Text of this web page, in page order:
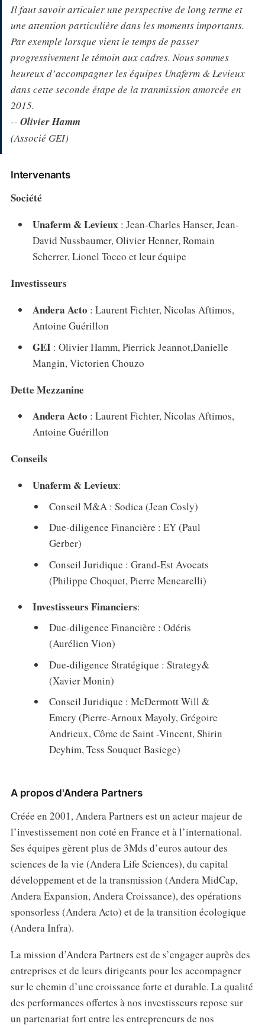
Il faut savoir articuler une perspective de long terme et
une attention particulière dans les moments importants.
Par exemple lorsque vient le temps de passer
progressivement le témoin aux cadres. Nous sommes
heureux d’accompagner les équipes Unaferm & Levieux
dans cette seconde étape de la tranmission amorcée en
2015.
-- Olivier Hamm
(Associé GEI)
Intervenants
Société
Unaferm & Levieux : Jean-Charles Hanser, Jean-
David Nussbaumer, Olivier Henner, Romain
Scherrer, Lionel Tocco et leur équipe
Investisseurs
Andera Acto : Laurent Fichter, Nicolas Aftimos,
Antoine Guérillon
GEI : Olivier Hamm, Pierrick Jeannot,Danielle
Mangin, Victorien Chouzo
Dette Mezzanine
Andera Acto : Laurent Fichter, Nicolas Aftimos,
Antoine Guérillon
Conseils
Unaferm & Levieux:
Conseil M&A : Sodica (Jean Cosly)
Due-diligence Financière : EY (Paul
Gerber)
Conseil Juridique : Grand-Est Avocats
(Philippe Choquet, Pierre Mencarelli)
Investisseurs Financiers:
Due-diligence Financière : Odéris
(Aurélien Vion)
Due-diligence Stratégique : Strategy&
(Xavier Monin)
Conseil Juridique : McDermott Will &
Emery (Pierre-Arnoux Mayoly, Grégoire
Andrieux, Côme de Saint -Vincent, Shirin
Deyhim, Tess Souquet Basiege)
A propos d'Andera Partners
Créée en 2001, Andera Partners est un acteur majeur de
l’investissement non coté en France et à l’international.
Ses équipes gèrent plus de 3Mds d’euros autour des
sciences de la vie (Andera Life Sciences), du capital
développement et de la transmission (Andera MidCap,
Andera Expansion, Andera Croissance), des opérations
sponsorless (Andera Acto) et de la transition écologique
(Andera Infra).
La mission d’Andera Partners est de s’engager auprès des
entreprises et de leurs dirigeants pour les accompagner
sur le chemin d’une croissance forte et durable. La qualité
des performances offertes à nos investisseurs repose sur
un partenariat fort entre les entrepreneurs de nos